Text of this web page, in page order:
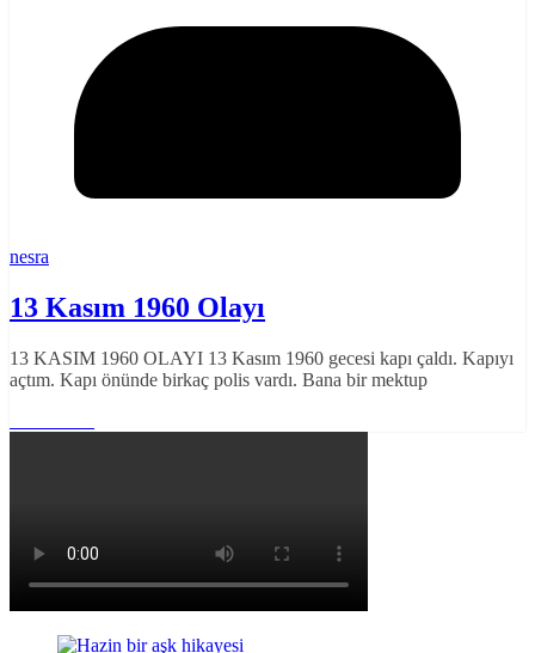
nesra
13 Kasım 1960 Olayı
13 KASIM 1960 OLAYI 13 Kasım 1960 gecesi kapı çaldı. Kapıyı
açtım. Kapı önünde birkaç polis vardı. Bana bir mektup